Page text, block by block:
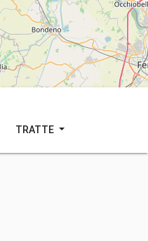
TRATTE